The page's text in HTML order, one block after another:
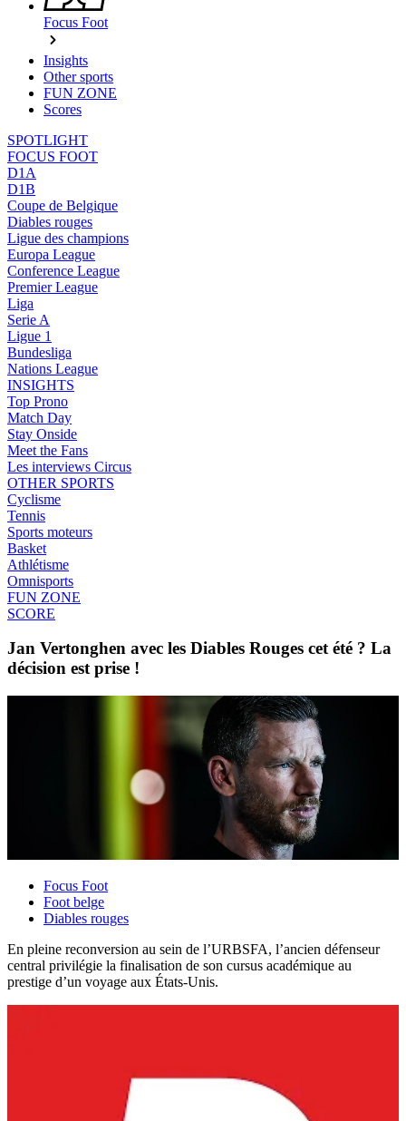
Focus Foot
Insights
Other sports
FUN ZONE
Scores
SPOTLIGHT
FOCUS FOOT
D1A
D1B
Coupe de Belgique
Diables rouges
Ligue des champions
Europa League
Conference League
Premier League
Liga
Serie A
Ligue 1
Bundesliga
Nations League
INSIGHTS
Top Prono
Match Day
Stay Onside
Meet the Fans
Les interviews Circus
OTHER SPORTS
Cyclisme
Tennis
Sports moteurs
Basket
Athlétisme
Omnisports
FUN ZONE
SCORE
Jan Vertonghen avec les Diables Rouges cet été ? La
décision est prise !
Focus Foot
Foot belge
Diables rouges
En pleine reconversion au sein de l’URBSFA, l’ancien défenseur
central privilégie la finalisation de son cursus académique au
prestige d’un voyage aux États-Unis.